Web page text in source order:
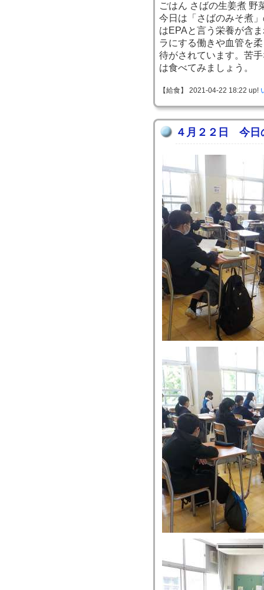
ごはん さばの生姜煮 野
今日は「さばのみそ煮
はEPAと言う栄養が含
ラにする働きや血管を
待がされています。苦
は食べてみましょう。
【給食】 2021-04-22 18:22 up!
４月２２日 今日